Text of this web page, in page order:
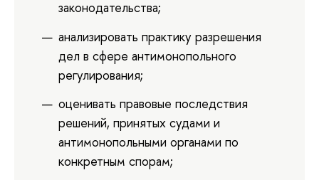
законодательства;
анализировать практику разрешения
дел в сфере антимонопольного
регулирования;
оценивать правовые последствия
решений, принятых судами и
антимонопольными органами по
конкретным спорам;